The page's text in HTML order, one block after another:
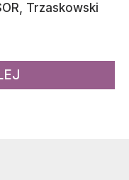
Trzaskowski